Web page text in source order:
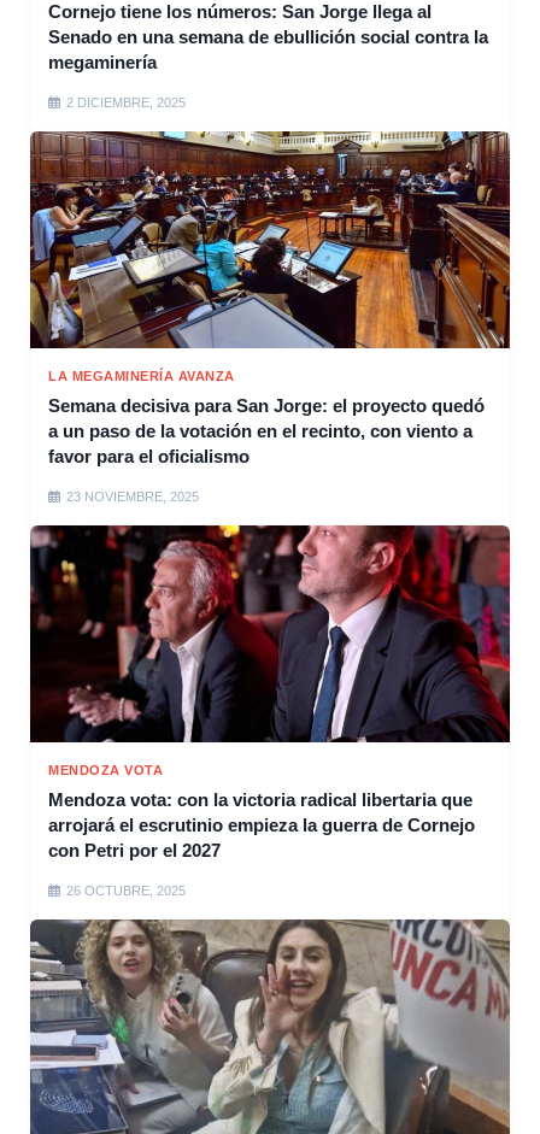
Cornejo tiene los números: San Jorge llega al
Senado en una semana de ebullición social contra la
megaminería
2 DICIEMBRE, 2025
LA MEGAMINERÍA AVANZA
Semana decisiva para San Jorge: el proyecto quedó
a un paso de la votación en el recinto, con viento a
favor para el oficialismo
23 NOVIEMBRE, 2025
MENDOZA VOTA
Mendoza vota: con la victoria radical libertaria que
arrojará el escrutinio empieza la guerra de Cornejo
con Petri por el 2027
26 OCTUBRE, 2025